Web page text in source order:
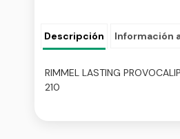
Descripción Información
RIMMEL LASTING
210